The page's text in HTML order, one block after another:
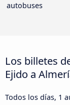
autobuses
Los billetes
Ejido a
Todos los días, 1